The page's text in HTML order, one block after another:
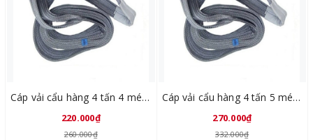
Cáp vải cẩu hàng 4 tấn 4 mét Trung Quốc
220.000₫
260.000₫
Cáp vải cẩu hàng 4 tấn 5 mét Trung Quốc
270.000₫
332.000₫